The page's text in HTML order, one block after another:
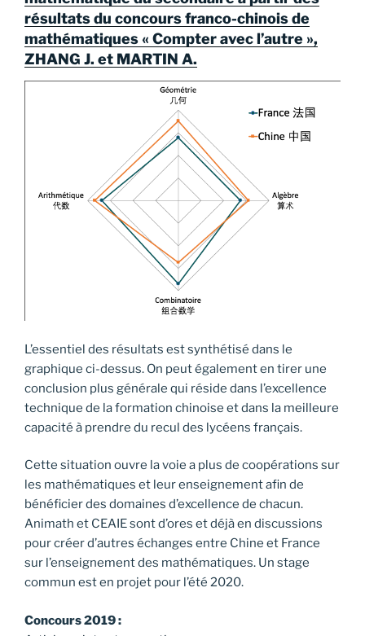
résultats du concours franco-chinois de
mathématiques « Compter avec l’autre »,
ZHANG J. et MARTIN A.
L’essentiel des résultats est synthétisé dans le
graphique ci-dessus. On peut également en tirer une
conclusion plus générale qui réside dans l’excellence
technique de la formation chinoise et dans la meilleure
capacité à prendre du recul des lycéens français.
Cette situation ouvre la voie a plus de coopérations sur
les mathématiques et leur enseignement afin de
bénéficier des domaines d’excellence de chacun.
Animath et CEAIE sont d’ores et déjà en discussions
pour créer d’autres échanges entre Chine et France
sur l’enseignement des mathématiques. Un stage
commun est en projet pour l’été 2020.
Concours 2019 :